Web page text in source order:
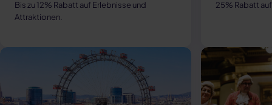
Bis zu 12% Rabatt auf Erlebnisse und
Attraktionen.
25% Rabatt